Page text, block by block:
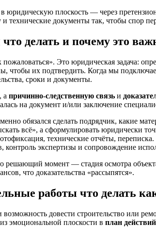
плоскость — через
технические документы так, чтобы спор
делать и почему это
Это юридическая задача:
чтобы их подтвердить. Когда мы
сроки и документы.
а причинно-следственную связь и
на документ и/или заключение
обязался сделать подрядчик, какие
всё», а сформулировать юридически
технические отчёты, переписка.
контроль экспертизы и сопровождение
решающий момент — стадия осмотра
что доказательства «рассыпятся».
работы что делать
довести строительство или
эмоциональной плоскости в план действий